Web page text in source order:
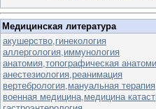
Медицинская литература
акушерство,гинекология
аллергология,иммунология
анатомия,топографическая
анестезиология,реанимация
вертебрология,мануальная терапия
военная медицина,медицина